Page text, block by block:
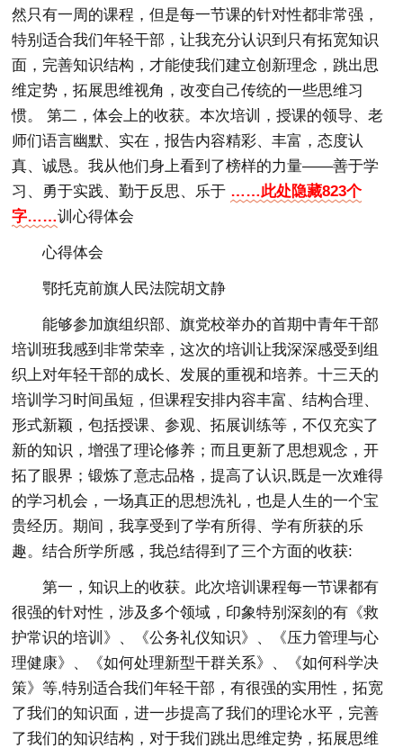
然只有一周的课程，但是每一节课的针对性都非常强，
特别适合我们年轻干部，让我充分认识到只有拓宽知识
面，完善知识结构，才能使我们建立创新理念，跳出思
维定势，拓展思维视角，改变自己传统的一些思维习
惯。 第二，体会上的收获。本次培训，授课的领导、老
师们语言幽默、实在，报告内容精彩、丰富，态度认
真、诚恳。我从他们身上看到了榜样的力量——善于学
习、勇于实践、勤于反思、乐于 ……此处隐藏823个
字……训心得体会
心得体会
鄂托克前旗人民法院胡文静
能够参加旗组织部、旗党校举办的首期中青年干部
培训班我感到非常荣幸，这次的培训让我深深感受到组
织上对年轻干部的成长、发展的重视和培养。十三天的
培训学习时间虽短，但课程安排内容丰富、结构合理、
形式新颖，包括授课、参观、拓展训练等，不仅充实了
新的知识，增强了理论修养；而且更新了思想观念，开
拓了眼界；锻炼了意志品格，提高了认识,既是一次难得
的学习机会，一场真正的思想洗礼，也是人生的一个宝
贵经历。期间，我享受到了学有所得、学有所获的乐
趣。结合所学所感，我总结得到了三个方面的收获:
第一，知识上的收获。此次培训课程每一节课都有
很强的针对性，涉及多个领域，印象特别深刻的有《救
护常识的培训》、《公务礼仪知识》、《压力管理与心
理健康》、《如何处理新型干群关系》、《如何科学决
策》等,特别适合我们年轻干部，有很强的实用性，拓宽
了我们的知识面，进一步提高了我们的理论水平，完善
了我们的知识结构，对于我们跳出思维定势，拓展思维